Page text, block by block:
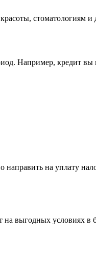
стоматологиям и
Например, кредит вы
на уплату
выгодных условиях в